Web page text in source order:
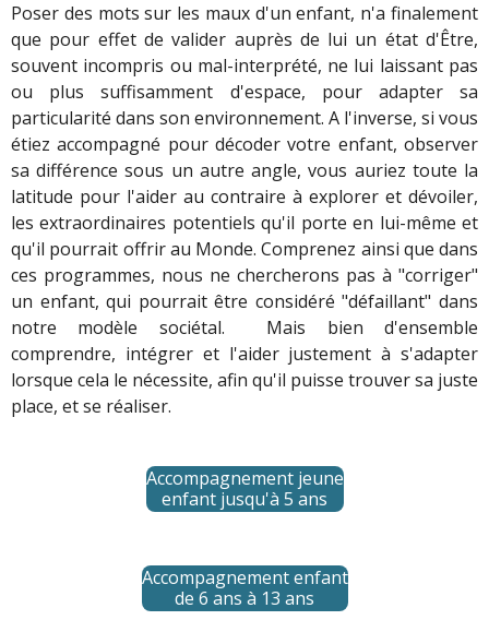
Poser des mots sur les maux d'un enfant, n'a finalement
que pour effet de valider auprès de lui un état d'Être,
souvent incompris ou mal-interprété, ne lui laissant pas
ou plus suffisamment d'espace, pour adapter sa
particularité dans son environnement. A l'inverse, si vous
étiez accompagné pour décoder votre enfant, observer
sa différence sous un autre angle, vous auriez toute la
latitude pour l'aider au contraire à explorer et dévoiler,
les extraordinaires potentiels qu'il porte en lui-même et
qu'il pourrait offrir au Monde. Comprenez ainsi que dans
ces programmes, nous ne chercherons pas à "corriger"
un enfant, qui pourrait être considéré "défaillant" dans
notre modèle sociétal. Mais bien d'ensemble
comprendre, intégrer et l'aider justement à s'adapter
lorsque cela le nécessite, afin qu'il puisse trouver sa juste
place, et se réaliser.
Accompagnement jeune
enfant jusqu'à 5 ans
Accompagnement enfant
de 6 ans à 13 ans